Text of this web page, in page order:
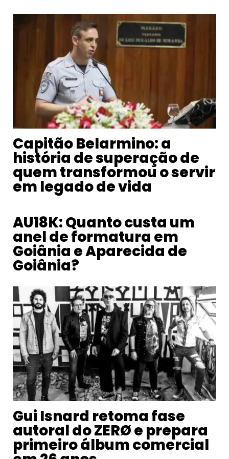
Capitão Belarmino: a
história de superação de
quem transformou o servir
em legado de vida
AU18K: Quanto custa um
anel de formatura em
Goiânia e Aparecida de
Goiânia?
Gui Isnard retoma fase
autoral do ZERØ e prepara
primeiro álbum comercial